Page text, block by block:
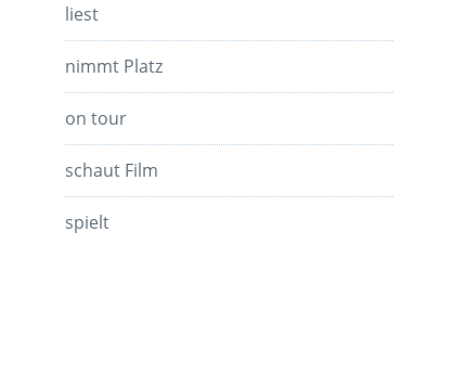
liest
nimmt Platz
on tour
schaut Film
spielt